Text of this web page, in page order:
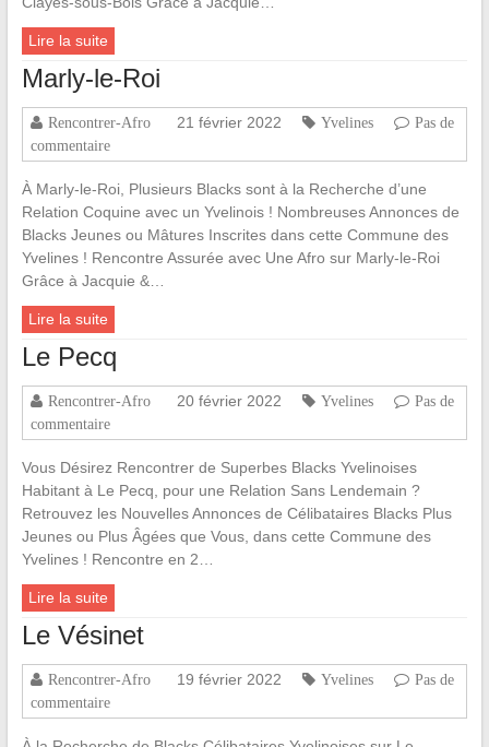
Lire la suite
Marly-le-Roi
Rencontrer-Afro 21 février 2022 Yvelines
Pas de
commentaire
À Marly-le-Roi, Plusieurs Blacks sont à la Recherche d’une
Relation Coquine avec un Yvelinois ! Nombreuses Annonces de
Blacks Jeunes ou Mâtures Inscrites dans cette Commune des
Yvelines ! Rencontre Assurée avec Une Afro sur Marly-le-Roi
Grâce à Jacquie &…
Lire la suite
Le Pecq
Rencontrer-Afro 20 février 2022 Yvelines
Pas de
commentaire
Vous Désirez Rencontrer de Superbes Blacks Yvelinoises
Habitant à Le Pecq, pour une Relation Sans Lendemain ?
Retrouvez les Nouvelles Annonces de Célibataires Blacks Plus
Jeunes ou Plus Âgées que Vous, dans cette Commune des
Yvelines ! Rencontre en 2…
Lire la suite
Le Vésinet
Rencontrer-Afro 19 février 2022 Yvelines
Pas de
commentaire